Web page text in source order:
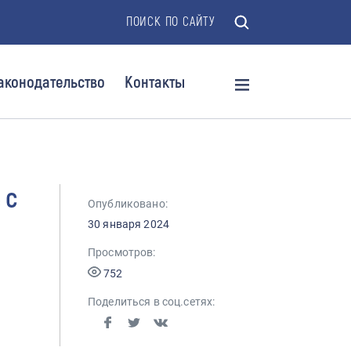
ПОИСК ПО САЙТУ
Контакты
Опубликовано:
30 января 2024
Просмотров:
752
Поделиться в соц.сетях: